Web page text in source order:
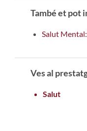
També et pot
Salut
Ves al
Salut